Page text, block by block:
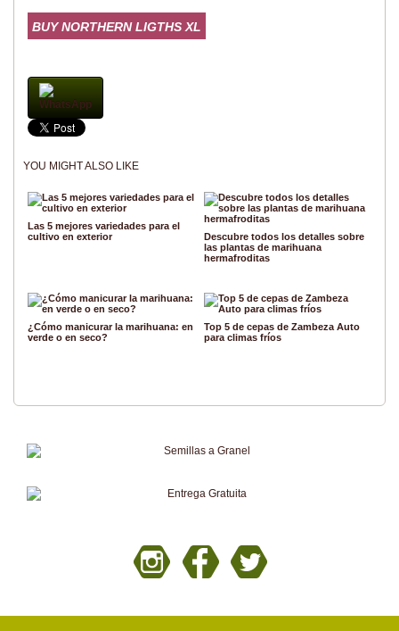
BUY NORTHERN LIGTHS XL
WhatsApp
YOU MIGHT ALSO LIKE
Las 5 mejores variedades para el
cultivo en exterior
Descubre todos los detalles sobre
las plantas de marihuana
hermafroditas
¿Cómo manicurar la marihuana: en
verde o en seco?
Top 5 de cepas de Zambeza Auto
para climas fríos